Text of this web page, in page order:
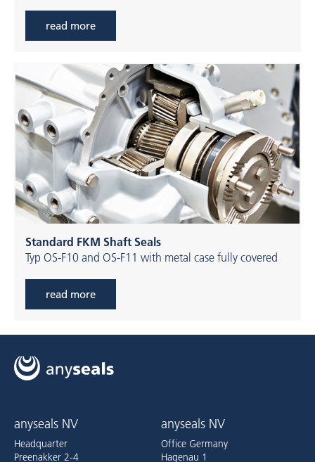
read more
Standard FKM Shaft Seals
Typ OS-F10 and OS-F11 with metal case fully covered
read more
anyseals NV
Headquarter
Preenakker 2-4
anyseals NV
Office Germany
Hagenau 1